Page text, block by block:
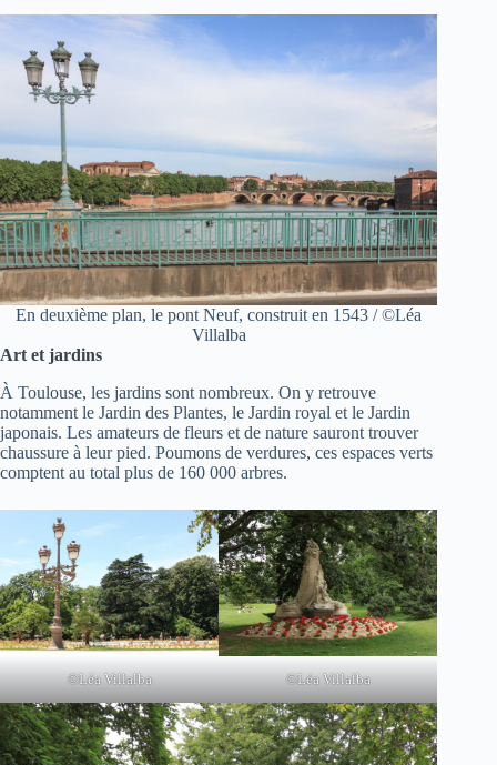
En deuxième plan, le pont Neuf, construit en 1543 / ©Léa
Villalba
Art et jardins
À Toulouse, les jardins sont nombreux. On y retrouve
notamment le Jardin des Plantes, le Jardin royal et le Jardin
japonais. Les amateurs de fleurs et de nature sauront trouver
chaussure à leur pied. Poumons de verdures, ces espaces verts
comptent au total plus de 160 000 arbres.
©Léa Villalba ©Léa Villalba